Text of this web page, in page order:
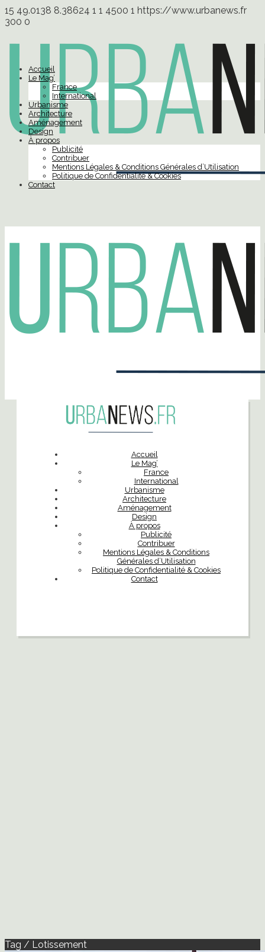
15 49.0138 8.38624 1 1 4500 1 https://www.urbanews.fr
300 0
Accueil
Le Mag’
France
International
Urbanisme
Architecture
Aménagement
Design
À propos
Publicité
Contribuer
Mentions Légales & Conditions Générales d’Utilisation
Politique de Confidentialité & Cookies
Contact
Accueil
Le Mag’
France
International
Urbanisme
Architecture
Aménagement
Design
À propos
Publicité
Contribuer
Mentions Légales & Conditions
Générales d’Utilisation
Politique de Confidentialité & Cookies
Contact
Tag / Lotissement